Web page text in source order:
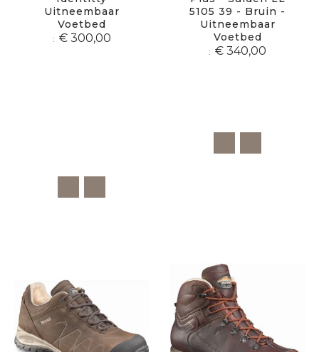
Uitneembaar
Voetbed
€ 300,00
5105 39 - Bruin -
Uitneembaar
Voetbed
€ 340,00